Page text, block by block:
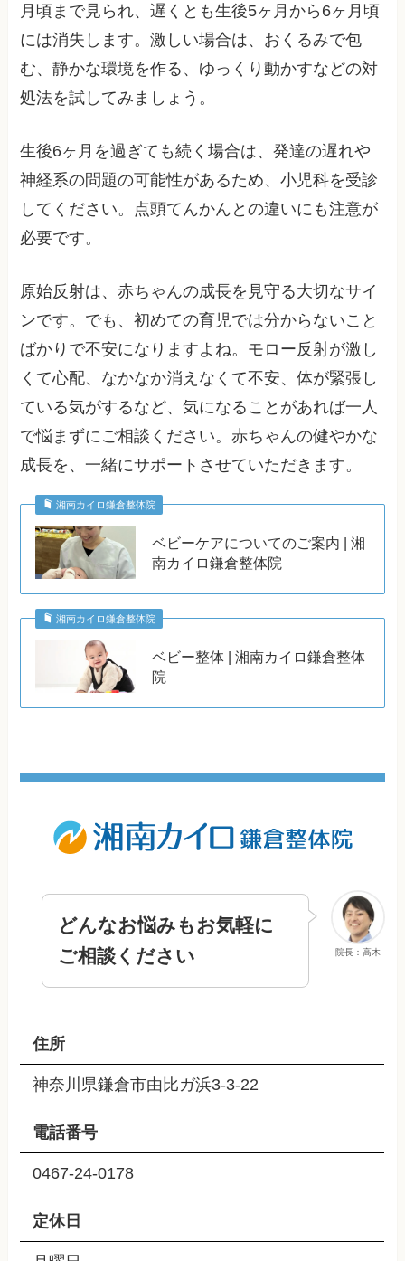
月頃まで見られ、遅くとも生後5ヶ月から6ヶ月頃
には消失します。激しい場合は、おくるみで包
む、静かな環境を作る、ゆっくり動かすなどの対
処法を試してみましょう。
生後6ヶ月を過ぎても続く場合は、発達の遅れや
神経系の問題の可能性があるため、小児科を受診
してください。点頭てんかんとの違いにも注意が
必要です。
原始反射は、赤ちゃんの成長を見守る大切なサイ
ンです。でも、初めての育児では分からないこと
ばかりで不安になりますよね。モロー反射が激し
くて心配、なかなか消えなくて不安、体が緊張し
ている気がするなど、気になることがあれば一人
で悩まずにご相談ください。赤ちゃんの健やかな
成長を、一緒にサポートさせていただきます。
湘南カイロ鎌倉整体院
ベビーケアについてのご案内 | 湘
南カイロ鎌倉整体院
湘南カイロ鎌倉整体院
ベビー整体 | 湘南カイロ鎌倉整体
院
院長：高木
どんなお悩みもお気軽に
ご相談ください
住所
神奈川県鎌倉市由比ガ浜3-3-22
電話番号
0467-24-0178
定休日